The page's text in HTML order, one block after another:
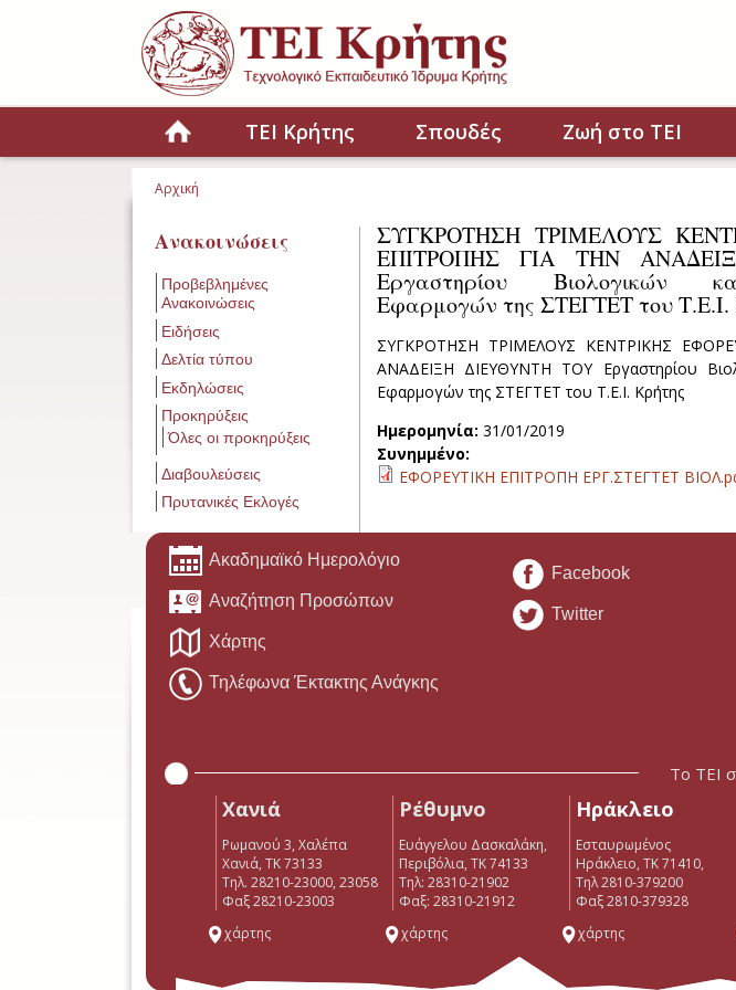
Παράκαμψη προς το κυρίως περιεχόμενο
HomeΤΕΙ Κρήτης Σπουδές Ζωή στο ΤΕΙ
Αρχική
Ανακοινώσεις
Προβεβλημένες
Ανακοινώσεις
Ειδήσεις
Δελτία τύπου
Εκδηλώσεις
Προκηρύξεις
Όλες οι προκηρύξεις
Διαβουλεύσεις
Πρυτανικές Εκλογές
ΣΥΓΚΡΟΤΗΣΗ ΤΡΙΜΕΛΟΥΣ
ΕΠΙΤΡΟΠΗΣ ΓΙΑ ΤΗΝ
Εργαστηρίου Βιολογικών
Εφαρμογών της ΣΤΕΓΤΕΤ του Τ.Ε.Ι.
ΣΥΓΚΡΟΤΗΣΗ ΤΡΙΜΕΛΟΥΣ ΚΕΝΤΡΙΚΗΣ
ΑΝΑΔΕΙΞΗ ΔΙΕΥΘΥΝΤΗ ΤΟΥ Εργαστηρίου
Εφαρμογών της ΣΤΕΓΤΕΤ του Τ.Ε.Ι. Κρήτης
Ημερομηνία: 31/01/2019
Συνημμένο:
ΕΦΟΡΕΥΤΙΚΗ ΕΠΙΤΡΟΠΗ ΕΡΓ.ΣΤΕΓΤΕΤ
Ακαδημαϊκό Ημερολόγιο
Αναζήτηση Προσώπων
Χάρτης
Τηλέφωνα Έκτακτης Ανάγκης
Facebook
Twitter
Το ΤΕΙ
Χανιά
Ρωμανού 3, Χαλέπα
Χανιά, ΤΚ 73133
Τηλ. 28210-23000, 23058
Φαξ 28210-23003
χάρτης
Ρέθυμνο
Ευάγγελου Δασκαλάκη,
Περιβόλια, ΤΚ 74133
Tηλ: 28310-21902
Φαξ: 28310-21912
χάρτης
Ηράκλειο
Εσταυρωμένος
Ηράκλειο, ΤΚ 71410,
Τηλ 2810-379200
Φαξ 2810-379328
χάρτης